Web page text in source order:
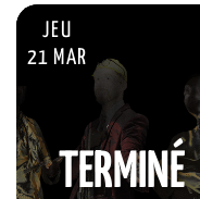
JEU
21 MAR
TERMINÉ